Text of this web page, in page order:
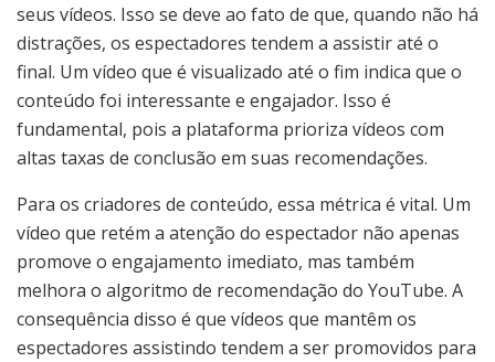
seus vídeos. Isso se deve ao fato de que, quando não há
distrações, os espectadores tendem a assistir até o
final. Um vídeo que é visualizado até o fim indica que o
conteúdo foi interessante e engajador. Isso é
fundamental, pois a plataforma prioriza vídeos com
altas taxas de conclusão em suas recomendações.
Para os criadores de conteúdo, essa métrica é vital. Um
vídeo que retém a atenção do espectador não apenas
promove o engajamento imediato, mas também
melhora o algoritmo de recomendação do YouTube. A
consequência disso é que vídeos que mantêm os
espectadores assistindo tendem a ser promovidos para